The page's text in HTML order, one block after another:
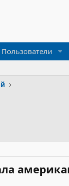
Пользователи